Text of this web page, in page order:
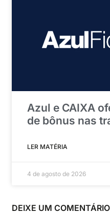
Azul e CAIXA
de bônus nas
LER MATÉRIA
4 de agosto de 2026
DEIXE UM COMENTÁRIO